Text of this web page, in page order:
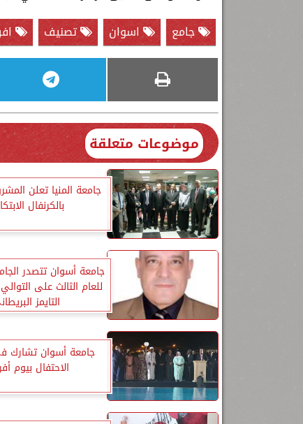
جامع
اسوان تصنيف
موضوعات متعلقة
جامعة المنيا تعلن
بالكرنفال
جامعة أسوان تتصدر
للعام الثالث على
التايمز
جامعة أسوان تشارك
الاحتفال بيوم